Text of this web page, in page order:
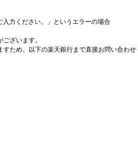
入力ください。」というエラーの場合
ございます。
ため、以下の楽天銀行まで直接お問い合わ